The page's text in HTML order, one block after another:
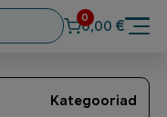
0
0,00 €
Kategooriad